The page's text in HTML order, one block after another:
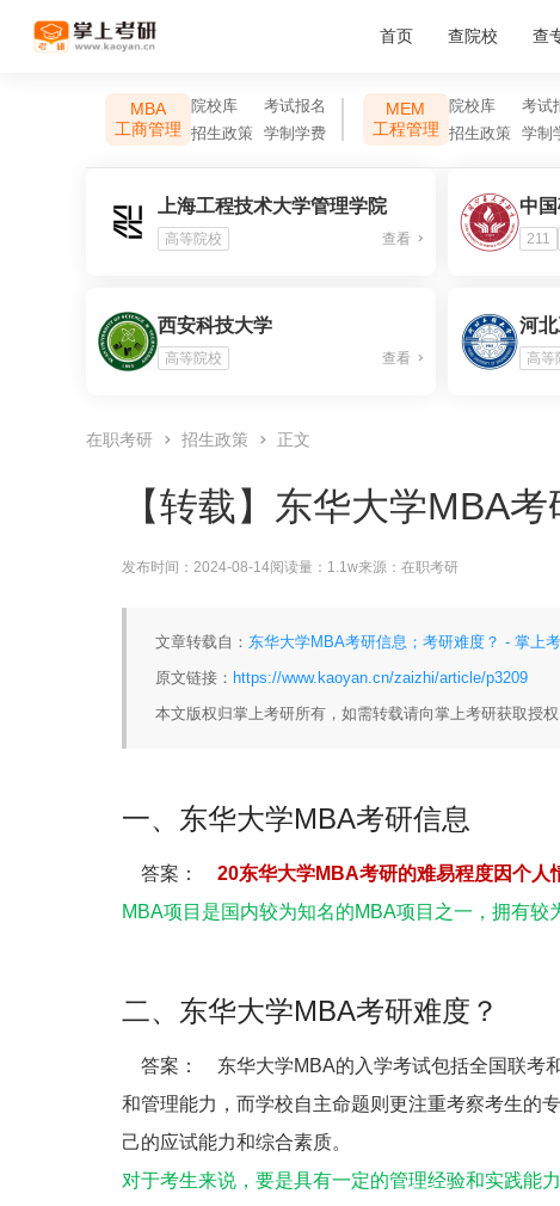
首页 查院校 查
MBA
工商管理
院校库
考试报名
招生政策
学制学费
MEM
工程管理
院校库
考试
招生政策
学制
上海工程技术大学管理学院
高等院校 查看
中
211
西安科技大学
高等院校 查看
河
高等
在职考研 招生政策 正文
【转载】 东华大学MBA考
发布时间： 2024-08-14阅读量： 1.1w来源： 在职考研
文章转载自： 东华大学MBA考研信息；考研难度？ - 掌上
原文链接： https://www.kaoyan.cn/zaizhi/article/p3209
本文版权归掌上考研所有，如需转载请向掌上考研获取授权
一、东华大学MBA考研信息
答案： 20东华大学MBA考研的难易程度因个人
MBA项目是国内较为知名的MBA项目之一，拥有较
二、东华大学MBA考研难度？
答案： 东华大学MBA的入学考试包括全国联考
和管理能力，而学校自主命题则更注重考察考生的
己的应试能力和综合素质。
对于考生来说，要是具有一定的管理经验和实践能